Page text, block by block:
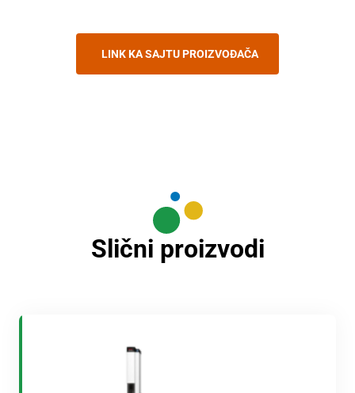
LINK KA SAJTU PROIZVOĐAČA
Slični proizvodi